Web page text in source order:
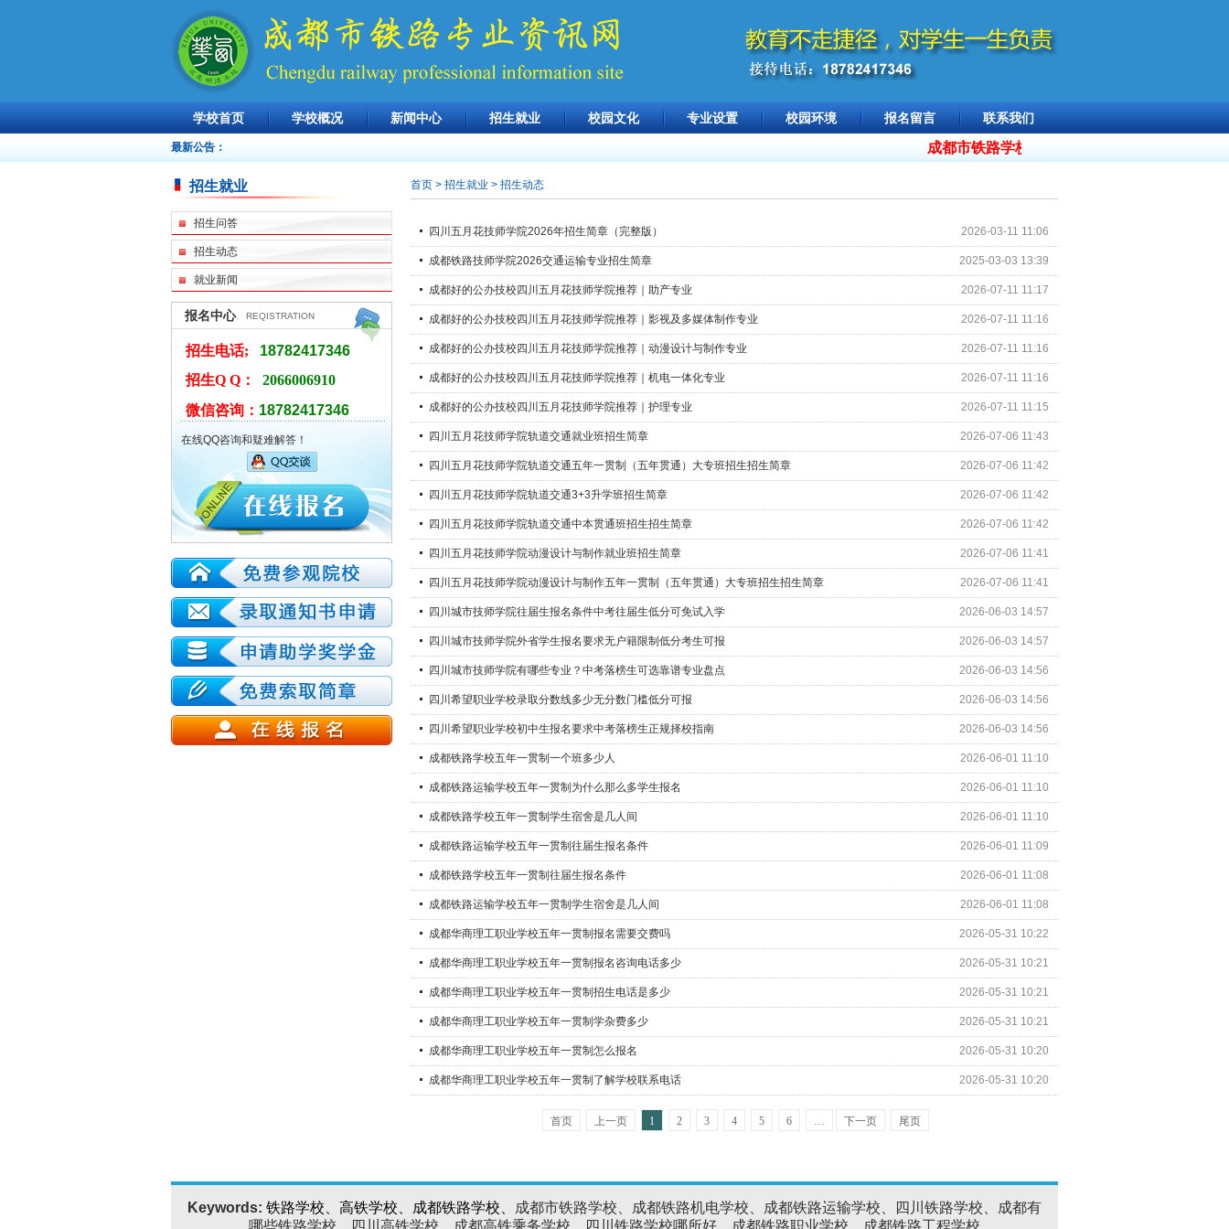
学校首页 学校概况 新闻中心 招生就业 校园文化 专业设置 校园环境 报名留言 联系我们
最新公告： 成都市铁路学校招生 18782417346，
招生就业
招生问答
招生动态
就业新闻
报名中心 REQISTRATION
招生电话; 18782417346
招生Q Q： 2066006910
微信咨询： 18782417346
在线QQ咨询和疑难解答！
首页 > 招生就业 > 招生动态
四川五月花技师学院2026年招生简章（完整版） 2026-03-11 11:06
成都铁路技师学院2026交通运输专业招生简章 2025-03-03 13:39
成都好的公办技校四川五月花技师学院推荐｜助产专业 2026-07-11 11:17
成都好的公办技校四川五月花技师学院推荐｜影视及多媒体制作专业 2026-07-11 11:16
成都好的公办技校四川五月花技师学院推荐｜动漫设计与制作专业 2026-07-11 11:16
成都好的公办技校四川五月花技师学院推荐｜机电一体化专业 2026-07-11 11:16
成都好的公办技校四川五月花技师学院推荐｜护理专业 2026-07-11 11:15
四川五月花技师学院轨道交通就业班招生简章 2026-07-06 11:43
四川五月花技师学院轨道交通五年一贯制（五年贯通）大专班招生招生简章 2026-07-06 11:42
四川五月花技师学院轨道交通3+3升学班招生简章 2026-07-06 11:42
四川五月花技师学院轨道交通中本贯通班招生招生简章 2026-07-06 11:42
四川五月花技师学院动漫设计与制作就业班招生简章 2026-07-06 11:41
四川五月花技师学院动漫设计与制作五年一贯制（五年贯通）大专班招生招生简章 2026-07-06 11:41
四川城市技师学院往届生报名条件中考往届生低分可免试入学 2026-06-03 14:57
四川城市技师学院外省学生报名要求无户籍限制低分考生可报 2026-06-03 14:57
四川城市技师学院有哪些专业？中考落榜生可选靠谱专业盘点 2026-06-03 14:56
四川希望职业学校录取分数线多少无分数门槛低分可报 2026-06-03 14:56
四川希望职业学校初中生报名要求中考落榜生正规择校指南 2026-06-03 14:56
成都铁路学校五年一贯制一个班多少人 2026-06-01 11:10
成都铁路运输学校五年一贯制为什么那么多学生报名 2026-06-01 11:10
成都铁路学校五年一贯制学生宿舍是几人间 2026-06-01 11:10
成都铁路运输学校五年一贯制往届生报名条件 2026-06-01 11:09
成都铁路学校五年一贯制往届生报名条件 2026-06-01 11:08
成都铁路运输学校五年一贯制学生宿舍是几人间 2026-06-01 11:08
成都华商理工职业学校五年一贯制报名需要交费吗 2026-05-31 10:22
成都华商理工职业学校五年一贯制报名咨询电话多少 2026-05-31 10:21
成都华商理工职业学校五年一贯制招生电话是多少 2026-05-31 10:21
成都华商理工职业学校五年一贯制学杂费多少 2026-05-31 10:21
成都华商理工职业学校五年一贯制怎么报名 2026-05-31 10:20
成都华商理工职业学校五年一贯制了解学校联系电话 2026-05-31 10:20
首页 上一页 1 2 3 4 5 6 … 下一页 尾页
Keywords: 铁路学校、高铁学校、成都铁路学校、
成都市铁路学校、成都铁路机电学校、成都铁路运输学校、四川铁路学校、成都有
哪些铁路学校、四川高铁学校、成都高铁乘务学校、四川铁路学校哪所好、成都铁路职业学校、成都铁路工程学校